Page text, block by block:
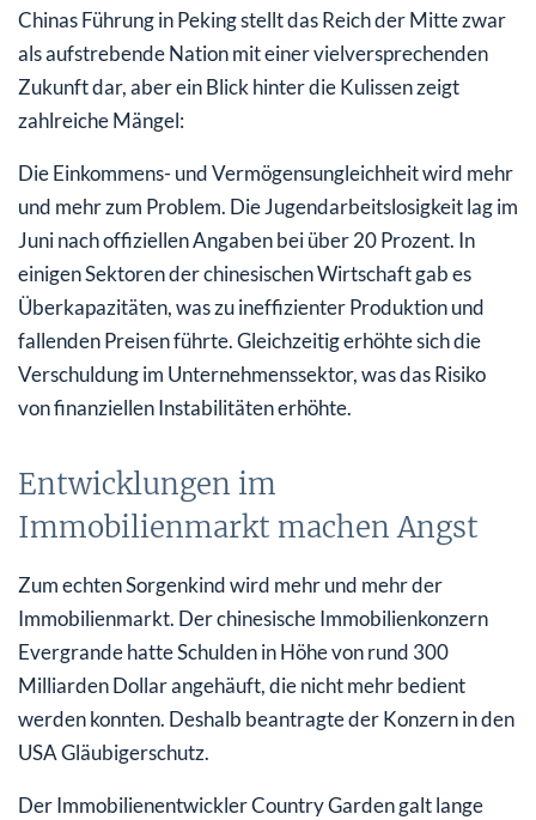
Chinas Führung in Peking stellt das Reich der Mitte zwar
als aufstrebende Nation mit einer vielversprechenden
Zukunft dar, aber ein Blick hinter die Kulissen zeigt
zahlreiche Mängel:
Die Einkommens- und Vermögensungleichheit wird mehr
und mehr zum Problem. Die Jugendarbeitslosigkeit lag im
Juni nach offiziellen Angaben bei über 20 Prozent. In
einigen Sektoren der chinesischen Wirtschaft gab es
Überkapazitäten, was zu ineffizienter Produktion und
fallenden Preisen führte. Gleichzeitig erhöhte sich die
Verschuldung im Unternehmenssektor, was das Risiko
von finanziellen Instabilitäten erhöhte.
Entwicklungen im
Immobilienmarkt machen Angst
Zum echten Sorgenkind wird mehr und mehr der
Immobilienmarkt. Der chinesische Immobilienkonzern
Evergrande hatte Schulden in Höhe von rund 300
Milliarden Dollar angehäuft, die nicht mehr bedient
werden konnten. Deshalb beantragte der Konzern in den
USA Gläubigerschutz.
Der Immobilienentwickler Country Garden galt lange